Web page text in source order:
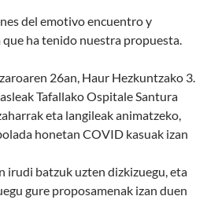
del emotivo encuentro y
que ha tenido nuestra propuesta.
26an, Haur Hezkuntzako 3.
Tafallako Ospitale Santura
eta langileak animatzeko,
honetan COVID kasuak izan
irudi batzuk uzten dizkizuegu, eta
gure proposamenak izan duen